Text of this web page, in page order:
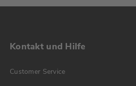
Kontakt und Hilfe
Customer Service